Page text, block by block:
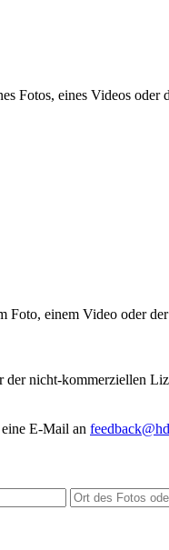
Fotos, eines Videos oder
einem Video oder
der nicht-kommerziellen
E-Mail an